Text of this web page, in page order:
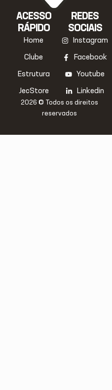
ACESSO
RÁPIDO
Home
Clube
Estrutura
JecStore
REDES
SOCIAIS
Instagram
Facebook
Youtube
Linkedin
2026 © Todos os direitos
reservados